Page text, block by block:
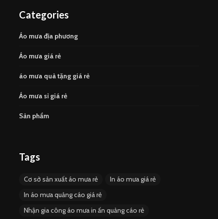
Categories
Áo mưa địa phương
Áo mưa giá rẻ
áo mưa quà tặng giá rẻ
Áo mưa sỉ giá rẻ
Sản phẩm
Tags
Cơ sở sản xuất áo mưa rẻ
In áo mưa giá rẻ
In áo mưa quảng cáo giá rẻ
Nhận gia công áo mưa in ấn quảng cáo rẻ